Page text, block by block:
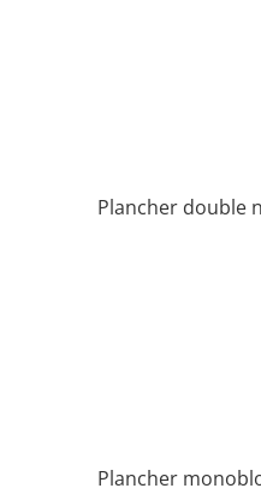
Plancher double
Plancher